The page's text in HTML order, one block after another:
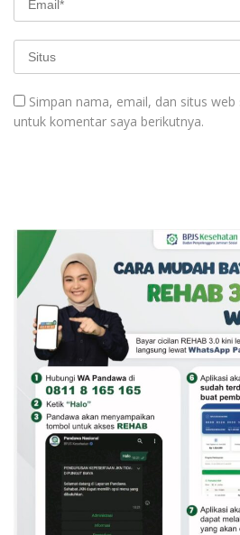
Simpan nama, email, dan situs
untuk komentar saya berikutnya.